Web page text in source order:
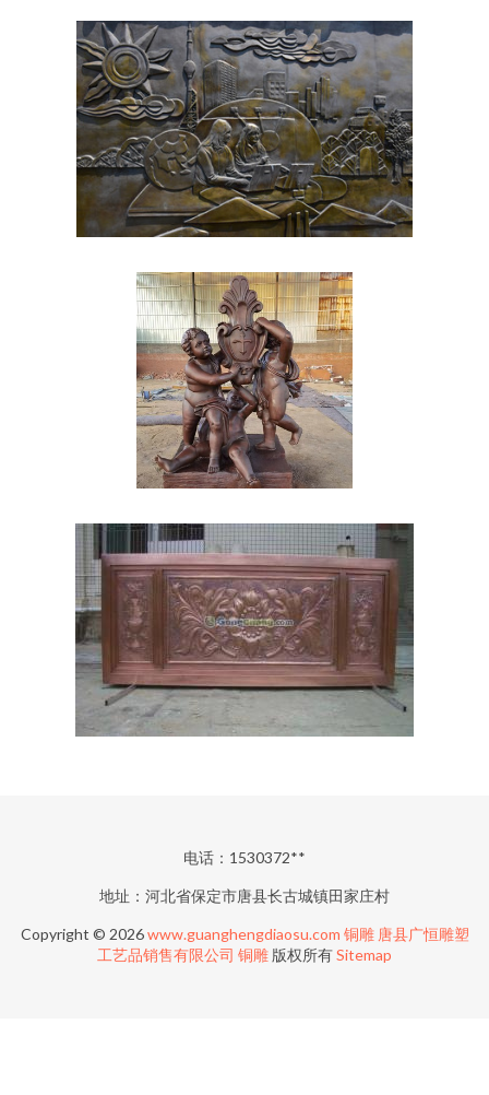
电话：1530372**
地址：河北省保定市唐县长古城镇田家庄村
Copyright © 2026www.guanghengdiaosu.com 铜雕 唐县广恒雕塑
工艺品销售有限公司 铜雕 版权所有Sitemap